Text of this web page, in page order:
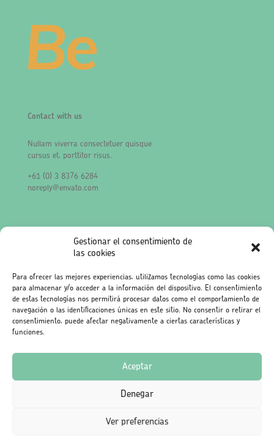
Gestionar el consentimiento de
las cookies
Para ofrecer las mejores experiencias, utilizamos tecnologías como las cookies
para almacenar y/o acceder a la información del dispositivo. El consentimiento
de estas tecnologías nos permitirá procesar datos como el comportamiento de
navegación o las identificaciones únicas en este sitio. No consentir o retirar el
consentimiento, puede afectar negativamente a ciertas características y
funciones.
Aceptar
Denegar
Ver preferencias
Contact with us
Nullam viverra consectetuer quisque
cursus et, porttitor risus.
+61 (0) 3 8376 6284
noreply@envato.com
Level 13, 2 Elizabeth
Victoria 3000
Australia
Muffin group